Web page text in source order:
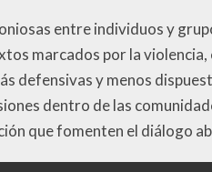
entre individuos y
marcados por la
defensivas y menos
dentro de las
que fomenten el diálogo